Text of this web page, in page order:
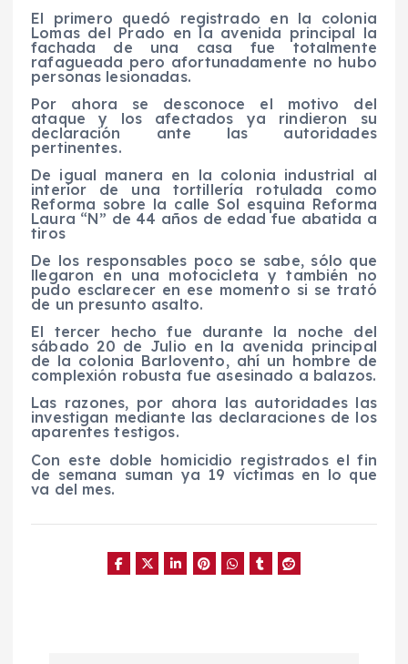
El primero quedó registrado en la colonia
Lomas del Prado en la avenida principal la
fachada de una casa fue totalmente
rafagueada pero afortunadamente no hubo
personas lesionadas.
Por ahora se desconoce el motivo del
ataque y los afectados ya rindieron su
declaración ante las autoridades
pertinentes.
De igual manera en la colonia industrial al
interior de una tortillería rotulada como
Reforma sobre la calle Sol esquina Reforma
Laura “N” de 44 años de edad fue abatida a
tiros
De los responsables poco se sabe, sólo que
llegaron en una motocicleta y también no
pudo esclarecer en ese momento si se trató
de un presunto asalto.
El tercer hecho fue durante la noche del
sábado 20 de Julio en la avenida principal
de la colonia Barlovento, ahí un hombre de
complexión robusta fue asesinado a balazos.
Las razones, por ahora las autoridades las
investigan mediante las declaraciones de los
aparentes testigos.
Con este doble homicidio registrados el fin
de semana suman ya 19 víctimas en lo que
va del mes.